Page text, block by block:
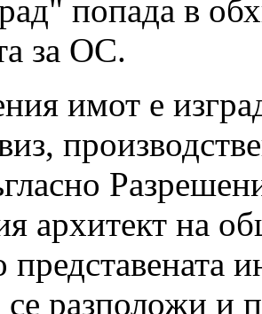
попада в
за ОС.
имот е
архитект на
представената
разположи и